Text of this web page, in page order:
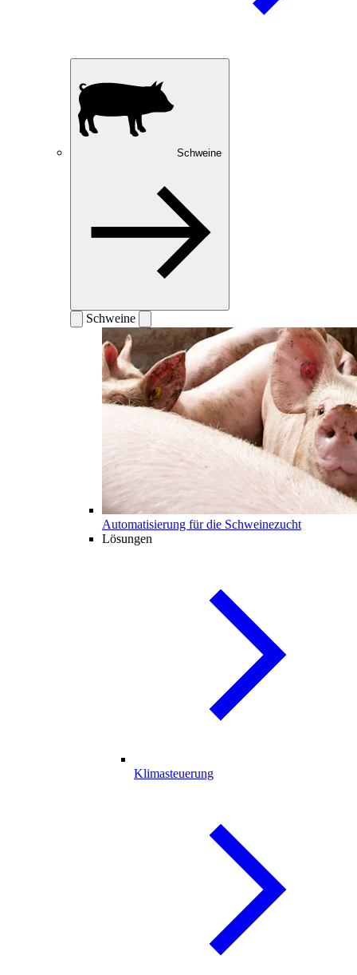
Schweine
Schweine
Automatisierung für die Schweinezucht
Lösungen
Klimasteuerung